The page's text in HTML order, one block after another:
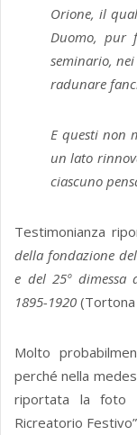
Orione, il
Duomo, pur
seminario,
radunare
E questi non
un lato
ciascuno
Testimonianza
della fondazione
e del 25º
1895-1920 (Tortona
Molto
perché nella
riportata la foto
Ricreatorio Festivo”